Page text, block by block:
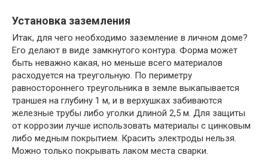
Установка заземления
Итак, для чего необходимо заземление в личном доме?
Его делают в виде замкнутого контура. Форма может
быть неважно какая, но меньше всего материалов
расходуется на треугольную. По периметру
равностороннего треугольника в земле выкапывается
траншея на глубину 1 м, и в верхушках забиваются
железные трубы либо уголки длиной 2,5 м. Для защиты
от коррозии лучше использовать материалы с цинковым
либо медным покрытием. Красить электроды нельзя.
Можно только покрывать лаком места сварки.